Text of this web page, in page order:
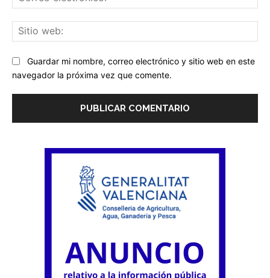
Guardar mi nombre, correo electrónico y sitio web en este
navegador la próxima vez que comente.